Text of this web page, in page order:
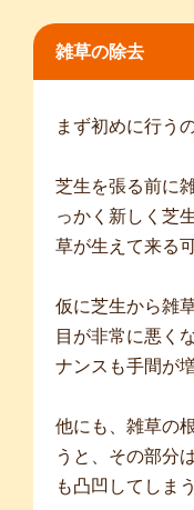
雑草の除去
まず初めに行う
芝生を張る前に
っかく新しく芝
草が生えて来る
仮に芝生から雑
目が非常に悪く
ナンスも手間が
他にも、雑草の
うと、その部分
も凸凹してしま